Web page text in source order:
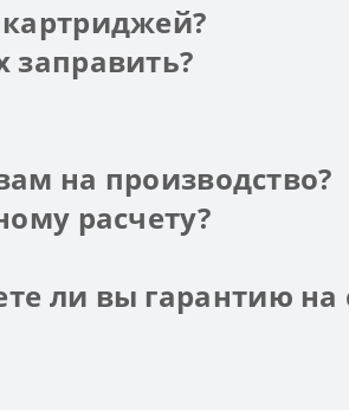
на производство?
расчету?
ли вы гарантию на